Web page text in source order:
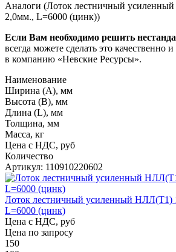
Аналоги (Лоток лестничный
2,0мм., L=6000 (цинк))
Если Вам необходимо решить
всегда можете сделать это качественно
в компанию «Невские Ресурсы».
Наименование
Ширина (А), мм
Высота (В), мм
Длина (L), мм
Толщина, мм
Масса, кг
Цена с НДС, руб
Количество
Артикул: 110910220602
Лоток лестничный усиленный НЛЛ(Т1)
L=6000 (цинк)
Цена с НДС, руб
Цена по запросу
150